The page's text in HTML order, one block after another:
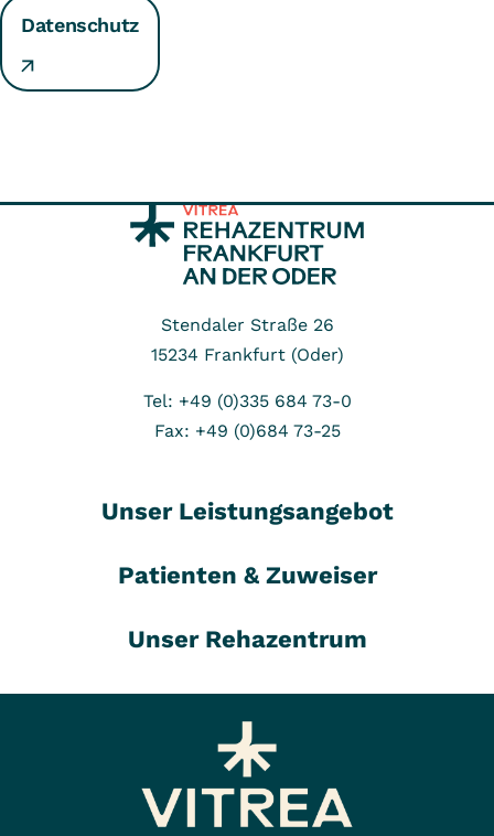
Datenschutz
Stendaler Straße 26
15234 Frankfurt (Oder)
Tel: +49 (0)335 684 73-0
Fax: +49 (0)684 73-25
Unser Leistungsangebot
Patienten & Zuweiser
Unser Rehazentrum